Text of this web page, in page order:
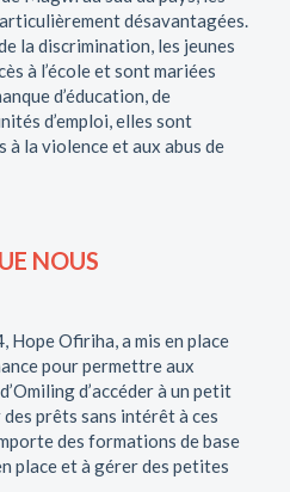
désavantagées.
la discrimination, les jeunes
à l’école et sont mariées
d’éducation, de
d’emploi, elles sont
la violence et aux abus de
NOUS
Hope Ofiriha, a mis en place
pour permettre aux
d’accéder à un petit
prêts sans intérêt à ces
des formations de base
place et à gérer des petites